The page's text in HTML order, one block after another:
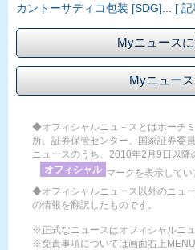
カントーサディコ包装 [SDG] [
Myニュース
Myニュー
◆オフィシャルニュ－スとはホーチ
所、証券保管センター、国家証券委
ニュースのうち、2010年2月9日以
オフィシャル マークを表示してい
◆オフィシャルニュース以外のニュ
の情報を翻訳したものです。
※正式なニュースはオフィシャルニ
※免責事項については画面右上